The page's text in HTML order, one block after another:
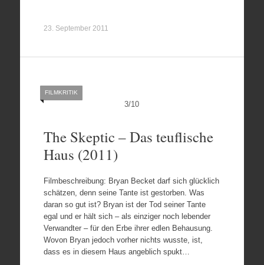
23. September 2011
3/10
FILMKRITIK
The Skeptic – Das teuflische
Haus (2011)
Filmbeschreibung: Bryan Becket darf sich glücklich
schätzen, denn seine Tante ist gestorben. Was
daran so gut ist? Bryan ist der Tod seiner Tante
egal und er hält sich – als einziger noch lebender
Verwandter – für den Erbe ihrer edlen Behausung.
Wovon Bryan jedoch vorher nichts wusste, ist,
dass es in diesem Haus angeblich spukt…